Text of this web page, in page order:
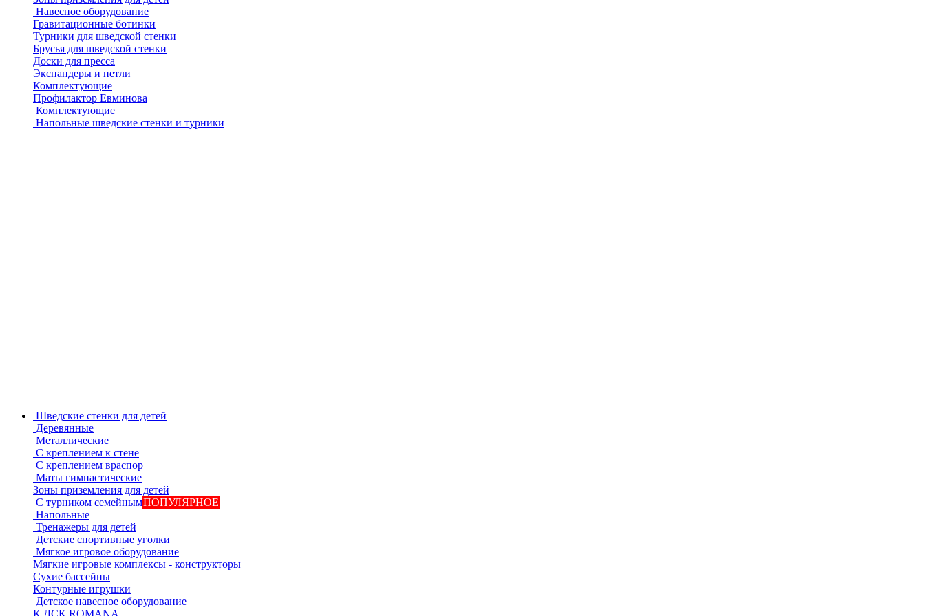
Навесное оборудование
Гравитационные ботинки
Турники для шведской стенки
Брусья для шведской стенки
Доски для пресса
Экспандеры и петли
Комплектующие
Профилактор Евминова
Комплектующие
Напольные шведские стенки и турники
Шведские стенки для детей
Деревянные
Металлические
С креплением к стене
С креплением враспор
Маты гимнастические
Зоны приземления для детей
С турником семейнымПОПУЛЯРНОЕ
Напольные
Тренажеры для детей
Детские спортивные уголки
Мягкое игровое оборудование
Мягкие игровые комплексы - конструкторы
Сухие бассейны
Контурные игрушки
Детское навесное оборудование
К ДСК ROMANA